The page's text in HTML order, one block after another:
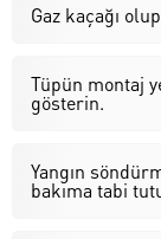
Gaz kaçağı
Tüpün montaj
gösterin.
Yangın
bakıma tabi